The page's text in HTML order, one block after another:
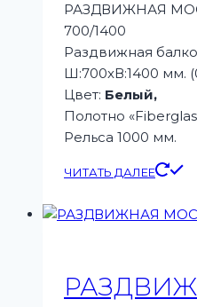
РАЗДВИЖНАЯ
700/1400
Раздвижная
Ш:700xВ:1400 мм.
Цвет: Белый,
Полотно
Рельса 1000 мм.
ЧИТАТЬ ДАЛЕЕ